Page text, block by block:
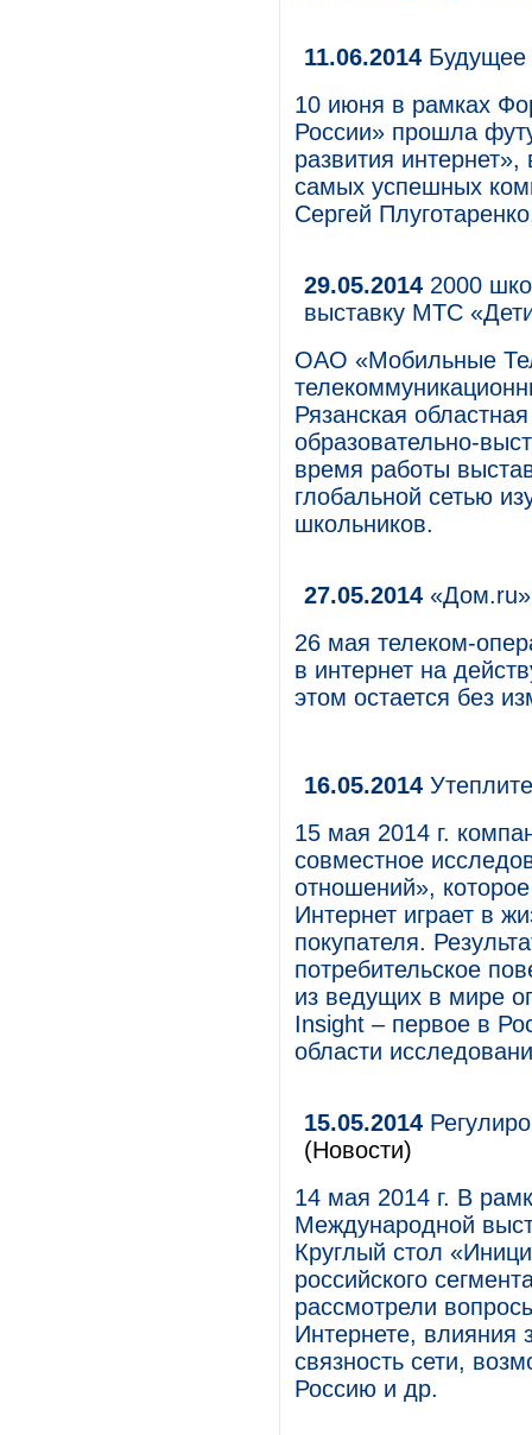
11.06.2014 Будущее
10 июня в рамках
России» прошла
развития
самых успешных
Сергей
29.05.2014 2000
выставку МТС
ОАО «Мобильные
Рязанская
образовательно-
время работы
глобальной сетью
школьников.
27.05.2014 «Дом.ru»
26 мая телеком-
в интернет на
этом остается без
16.05.2014
15 мая 2014 г.
совместное
отношений»,
Интернет играет в
покупателя.
потребительское
из ведущих в мире
Insight – первое в
области
15.05.2014
(Новости)
14 мая 2014 г. В
Международной
Круглый стол
российского
рассмотрели
Интернете, влияния
связность сети,
Россию и др.